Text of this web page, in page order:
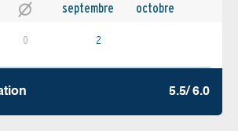
septembre octobre
0 2
5.5/ 6.0